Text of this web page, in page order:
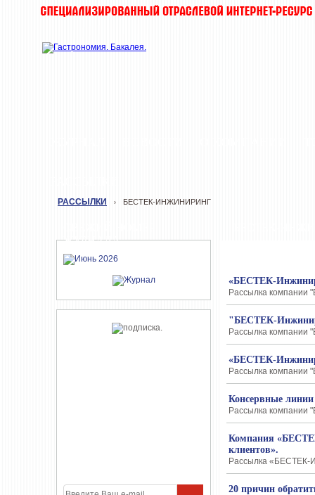
ЖУРНАЛА
РАССЫЛКИ › БЕСТЕК-ИНЖИНИРИНГ
«БЕСТЕК-
Рассылка компании
"БЕСТЕК-
Рассылка компании
«БЕСТЕК-
Рассылка компании
Консервные
Рассылка компании
Компания
клиентов».
Рассылка «БЕСТЕК-
20 причин